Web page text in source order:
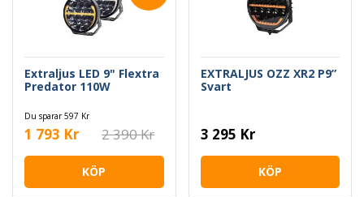
Extraljus LED 9" Flextra
Predator 110W
Du sparar 597 Kr
1 793 Kr 2 390 Kr
KÖP
EXTRALJUS OZZ XR2 P9”
Svart
3 295 Kr
KÖP